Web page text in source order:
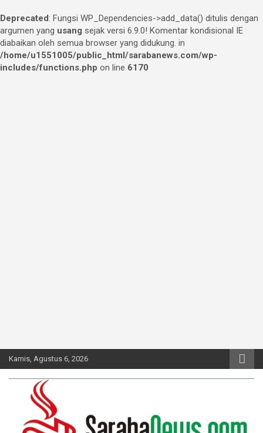
Deprecated: Fungsi WP_Dependencies->add_data() ditulis dengan
argumen yang usang sejak versi 6.9.0! Komentar kondisional IE
diabaikan oleh semua browser yang didukung. in
/home/u1551005/public_html/sarabanews.com/wp-
includes/functions.php on line 6170
Kamis, Agustus 6, 2026